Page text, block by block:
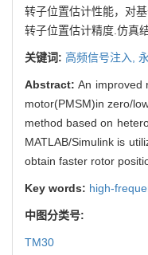
转子位置估计性能，对
转子位置估计精度.仿真
关键词: 高频信号注入,
Abstract:An improved
motor(PMSM)in zero/
method based on
MATLAB/Simulink is
obtain faster rotor
Key words: high-
中图分类号:
TM30